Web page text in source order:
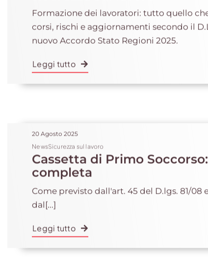
Formazione dei lavoratori: tutto quello
corsi, rischi e aggiornamenti secondo il
nuovo Accordo Stato Regioni 2025.
Leggi tutto
20 Agosto 2025
NewsSicurezza sul lavoro
Cassetta di Primo
completa
Come previsto dall'art. 45 del D.lgs. 81/08
dal[...]
Leggi tutto